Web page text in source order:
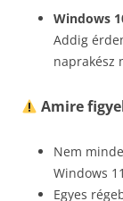
Windows
Addig
naprakész
Amire
Nem
Windows
Egyes